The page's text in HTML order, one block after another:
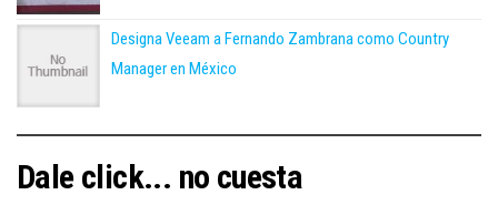
Designa Veeam a Fernando Zambrana como Country
Manager en México
Dale click... no cuesta